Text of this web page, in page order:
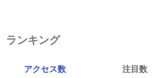
ランキング
アクセス数 注目数